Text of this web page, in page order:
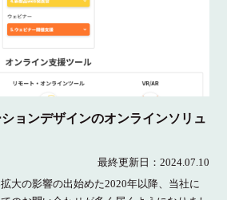
ョンデザインのオンラインソリュ
最終更新日： 2024.07.10
大の影響の出始めた2020年以降、当社に